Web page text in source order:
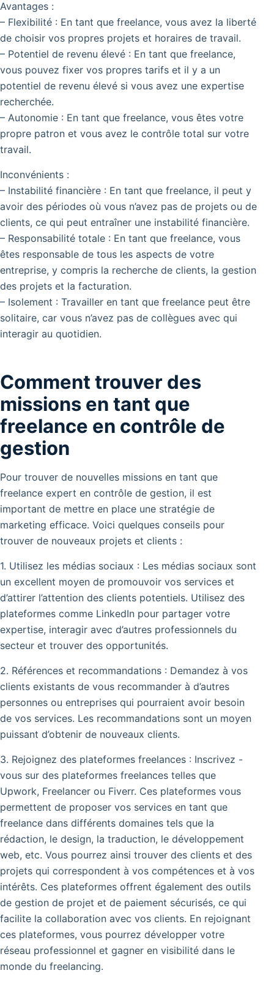
Avantages :
– Flexibilité : En tant que freelance, vous avez la liberté
de choisir vos propres projets et horaires de travail.
– Potentiel de revenu élevé : En tant que freelance,
vous pouvez fixer vos propres tarifs et il y a un
potentiel de revenu élevé si vous avez une expertise
recherchée.
– Autonomie : En tant que freelance, vous êtes votre
propre patron et vous avez le contrôle total sur votre
travail.
Inconvénients :
– Instabilité financière : En tant que freelance, il peut y
avoir des périodes où vous n’avez pas de projets ou de
clients, ce qui peut entraîner une instabilité financière.
– Responsabilité totale : En tant que freelance, vous
êtes responsable de tous les aspects de votre
entreprise, y compris la recherche de clients, la gestion
des projets et la facturation.
– Isolement : Travailler en tant que freelance peut être
solitaire, car vous n’avez pas de collègues avec qui
interagir au quotidien.
Comment trouver des
missions en tant que
freelance en contrôle de
gestion
Pour trouver de nouvelles missions en tant que
freelance expert en contrôle de gestion, il est
important de mettre en place une stratégie de
marketing efficace. Voici quelques conseils pour
trouver de nouveaux projets et clients :
1. Utilisez les médias sociaux : Les médias sociaux sont
un excellent moyen de promouvoir vos services et
d’attirer l’attention des clients potentiels. Utilisez des
plateformes comme LinkedIn pour partager votre
expertise, interagir avec d’autres professionnels du
secteur et trouver des opportunités.
2. Références et recommandations : Demandez à vos
clients existants de vous recommander à d’autres
personnes ou entreprises qui pourraient avoir besoin
de vos services. Les recommandations sont un moyen
puissant d’obtenir de nouveaux clients.
3. Rejoignez des plateformes freelances : Inscrivez -
vous sur des plateformes freelances telles que
Upwork, Freelancer ou Fiverr. Ces plateformes vous
permettent de proposer vos services en tant que
freelance dans différents domaines tels que la
rédaction, le design, la traduction, le développement
web, etc. Vous pourrez ainsi trouver des clients et des
projets qui correspondent à vos compétences et à vos
intérêts. Ces plateformes offrent également des outils
de gestion de projet et de paiement sécurisés, ce qui
facilite la collaboration avec vos clients. En rejoignant
ces plateformes, vous pourrez développer votre
réseau professionnel et gagner en visibilité dans le
monde du freelancing.